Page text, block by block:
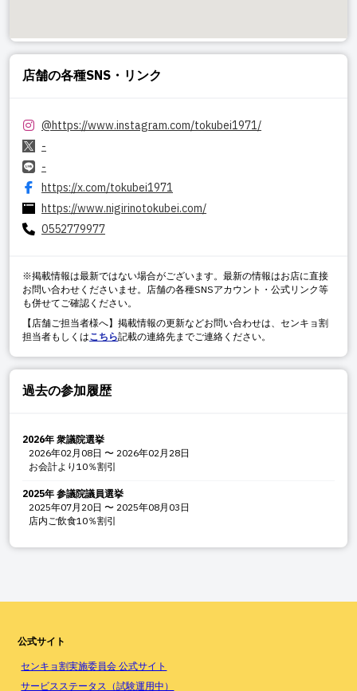
店舗の各種SNS・リンク
@https://www.instagram.com/tokubei1971/
-
-
https://x.com/tokubei1971
https://www.nigirinotokubei.com/
0552779977
※掲載情報は最新ではない場合がございます。最新の情報はお店に直接
お問い合わせくださいませ。店舗の各種SNSアカウント・公式リンク等
も併せてご確認ください。
【店舗ご担当者様へ】掲載情報の更新などお問い合わせは、センキョ割
担当者もしくはこちら記載の連絡先までご連絡ください。
過去の参加履歴
2026年 衆議院選挙
2026年02月08日 〜 2026年02月28日
お会計より10％割引
2025年 参議院議員選挙
2025年07月20日 〜 2025年08月03日
店内ご飲食10％割引
公式サイト
センキョ割実施委員会 公式サイト
サービスステータス（試験運用中）